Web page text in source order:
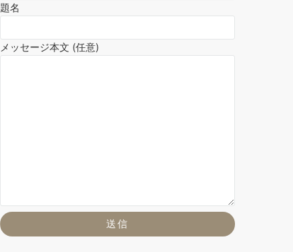
題名
メッセージ本文 (任意)